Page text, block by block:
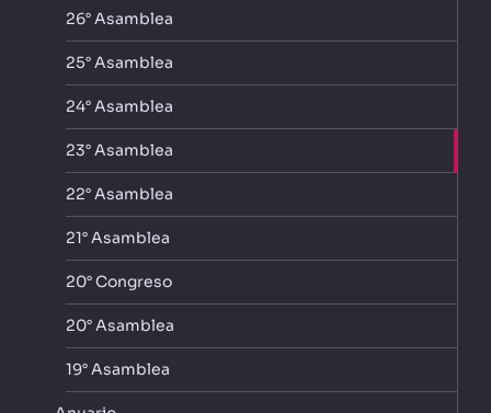
26° Asamblea
25° Asamblea
24° Asamblea
23° Asamblea
22° Asamblea
21° Asamblea
20° Congreso
20° Asamblea
19° Asamblea